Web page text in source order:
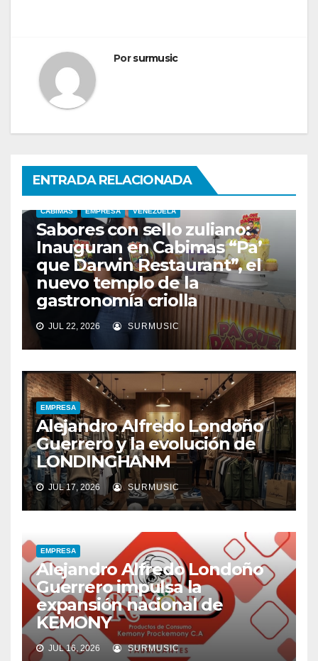
Porsurmusic
ENTRADA RELACIONADA
CABIMAS EMPRESA VENEZUELA
Sabores con sello zuliano:
Inauguran en Cabimas “Pa’
que Darwin Restaurant”, el
nuevo templo de la
gastronomía criolla
JUL 22, 2026 SURMUSIC
EMPRESA
Alejandro Alfredo Londoño
Guerrero y la evolución de
LONDINGHANM
JUL 17, 2026 SURMUSIC
EMPRESA
Alejandro Alfredo Londoño
Guerrero impulsa la
expansión nacional de
KEMONY
JUL 16, 2026 SURMUSIC